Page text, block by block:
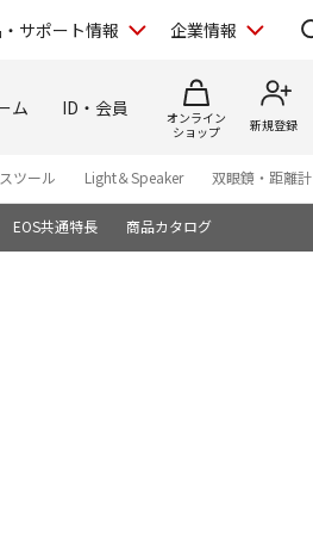
サポート情報 企業情報
ム ID・会員
オンライン
ショップ
新規登録
ツール Light＆Speaker 双眼鏡・距離計
EOS共通特長 商品カタログ